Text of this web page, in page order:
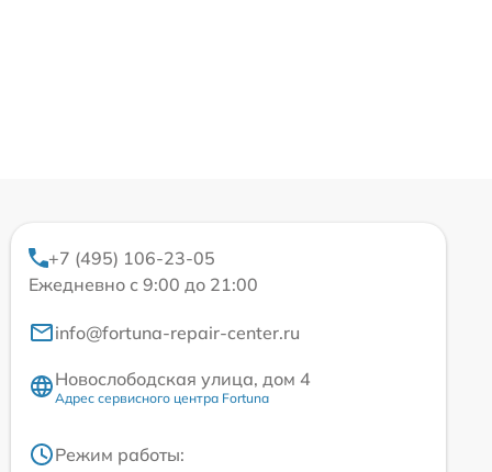
+7 (495) 106-23-05
Ежедневно с 9:00 до 21:00
info@fortuna-repair-center.ru
Новослободская улица, дом 4
Адрес сервисного центра Fortuna
Режим работы: